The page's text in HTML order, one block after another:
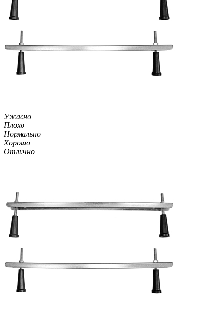
Ужасно
Плохо
Нормально
Хорошо
Отлично